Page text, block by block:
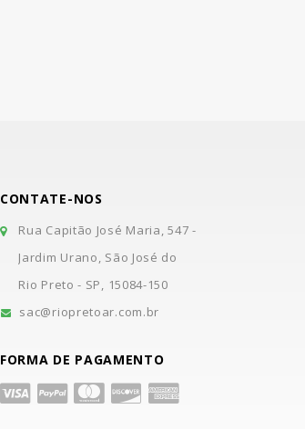
CONTATE-NOS
Rua Capitão José Maria, 547 -
Jardim Urano, São José do
Rio Preto - SP, 15084-150
sac@riopretoar.com.br
FORMA DE PAGAMENTO